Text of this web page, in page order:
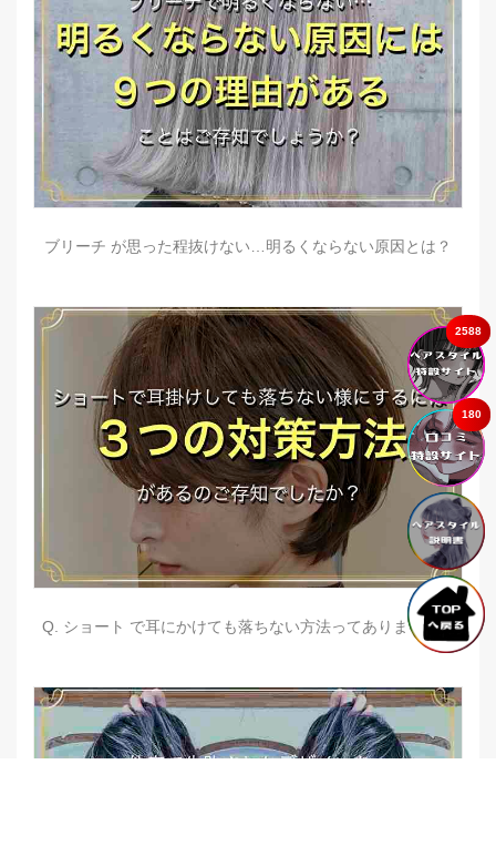
ブリーチ が思った程抜けない…明るくならない原因とは？
Q. ショート で耳にかけても落ちない方法ってありますか？
180
2588